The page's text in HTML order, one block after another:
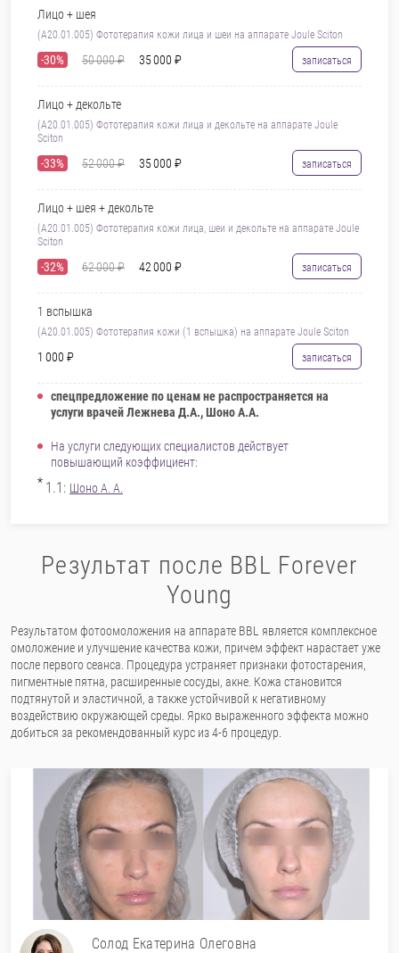
Лицо + шея
(A20.01.005) Фототерапия кожи лица и шеи на аппарате Joule Sciton
-30% 50 000 ₽ 35 000 ₽ записаться
Лицо + декольте
(A20.01.005) Фототерапия кожи лица и декольте на аппарате Joule
Sciton
-33% 52 000 ₽ 35 000 ₽ записаться
Лицо + шея + декольте
(A20.01.005) Фототерапия кожи лица, шеи и декольте на аппарате Joule
Sciton
-32% 62 000 ₽ 42 000 ₽ записаться
1 вспышка
(A20.01.005) Фототерапия кожи (1 вспышка) на аппарате Joule Sciton
1 000 ₽ записаться
спецпредложение по ценам не распространяется на
услуги врачей Лежнева Д.А., Шоно А.А.
На услуги следующих специалистов действует
повышающий коэффициент:
* 1.1: Шоно А. А.
Результат после BBL Forever
Young
Результатом фотоомоложения на аппарате BBL является комплексное
омоложение и улучшение качества кожи, причем эффект нарастает уже
после первого сеанса. Процедура устраняет признаки фотостарения,
пигментные пятна, расширенные сосуды, акне. Кожа становится
подтянутой и эластичной, а также устойчивой к негативному
воздействию окружающей среды. Ярко выраженного эффекта можно
добиться за рекомендованный курс из 4-6 процедур.
Солод Екатерина Олеговна